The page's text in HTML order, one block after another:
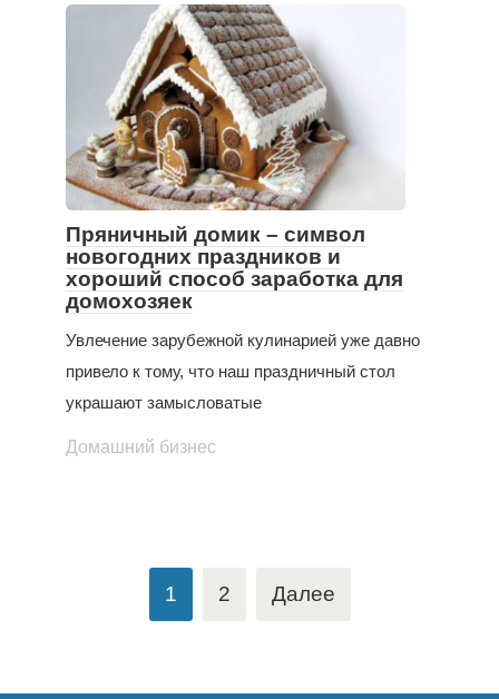
Пряничный домик – символ
новогодних праздников и
хороший способ заработка для
домохозяек
Увлечение зарубежной кулинарией уже давно
привело к тому, что наш праздничный стол
украшают замысловатые
Домашний бизнес
1 2 Далее